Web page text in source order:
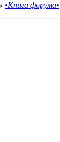
» •Книга форума•